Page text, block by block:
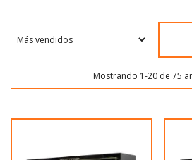
Mostrando 1-20 de 75